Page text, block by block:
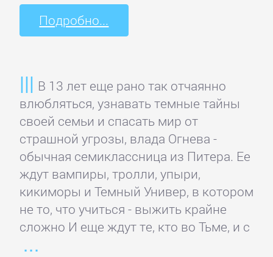
Подробно...
В 13 лет еще рано так отчаянно
влюбляться, узнавать темные тайны
своей семьи и спасать мир от
страшной угрозы, влада Огнева -
обычная семиклассница из Питера. Ее
ждут вампиры, тролли, упыри,
кикиморы и Темный Универ, в котором
не то, что учиться - выжить крайне
сложно И еще ждут те, кто во Тьме, и с
Современные
Эротическая
литература
НАУКА
Биология
Иностранные